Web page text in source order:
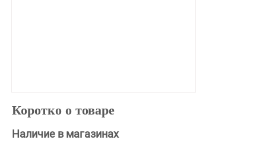
Коротко о товаре
Наличие в магазинах